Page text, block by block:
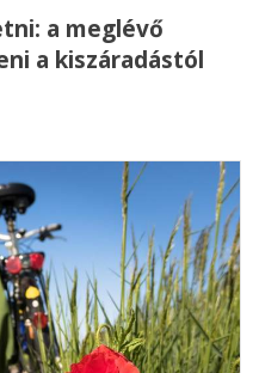
a meglévő
a kiszáradástól